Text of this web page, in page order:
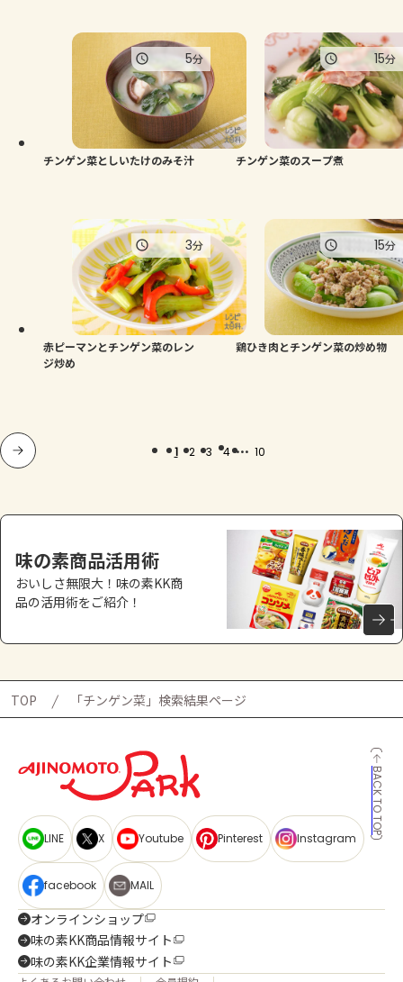
チンゲン菜としいたけのみそ汁
5分
チンゲン菜のスープ煮
15分
赤ピーマンとチンゲン菜のレン
ジ炒め
3分
鶏ひき肉とチンゲン菜の炒め物
15分
1 2 3 4 ... 10
味の素商品活用術
おいしさ無限大！味の素KK商
品の活用術をご紹介！
TOP 「チンゲン菜」検索結果ページ
BACK TO TOP
LINE X Youtube Pinterest Instagram
facebook MAIL
オンラインショップ
味の素KK商品情報サイト
味の素KK企業情報サイト